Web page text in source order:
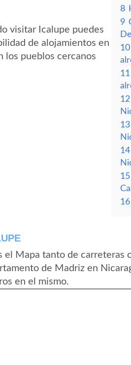
visitar Icalupe puedes
de alojamientos en
los pueblos cercanos
8
9
10
11
12
13
14
15
16
el Mapa tanto de carreteras
de Madriz en
en el mismo.